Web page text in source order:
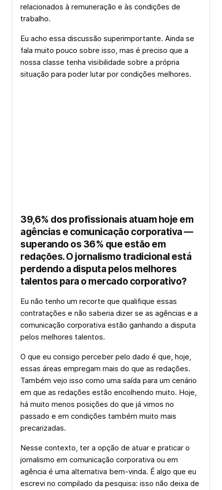
relacionados à remuneração e às condições de
trabalho.
Eu acho essa discussão superimportante. Ainda se
fala muito pouco sobre isso, mas é preciso que a
nossa classe tenha visibilidade sobre a própria
situação para poder lutar por condições melhores.
39,6% dos profissionais atuam hoje em
agências e comunicação corporativa —
superando os 36% que estão em
redações. O jornalismo tradicional está
perdendo a disputa pelos melhores
talentos para o mercado corporativo?
Eu não tenho um recorte que qualifique essas
contratações e não saberia dizer se as agências e a
comunicação corporativa estão ganhando a disputa
pelos melhores talentos.
O que eu consigo perceber pelo dado é que, hoje,
essas áreas empregam mais do que as redações.
Também vejo isso como uma saída para um cenário
em que as redações estão encolhendo muito. Hoje,
há muito menos posições do que já vimos no
passado e em condições também muito mais
precarizadas.
Nesse contexto, ter a opção de atuar e praticar o
jornalismo em comunicação corporativa ou em
agência é uma alternativa bem-vinda. É algo que eu
escrevi no compilado da pesquisa: isso não deixa de